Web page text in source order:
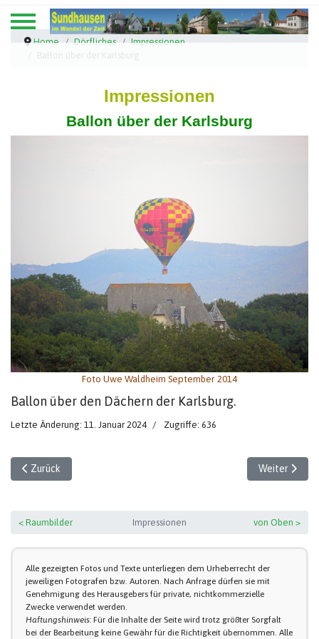
Home Dörfliches
Impressionen
Impressionen
Ballon über der Karlsburg
Foto Uwe Waldheim September 2014
Ballon über den Dächern der Karlsburg.
Letzte Änderung: 11. Januar 2024 Zugriffe: 636
Vorheriger Beitrag: Panorama vom Kirchturm
Zurück Nächster
Weiter
< Raumbilder Impressionen von Oben >
Alle gezeigten Fotos und Texte unterliegen dem Urheberrecht der
jeweiligen Fotografen bzw. Autoren. Nach Anfrage dürfen sie mit
Genehmigung des Herausgebers für private, nichtkommerzielle
Zwecke verwendet werden.
Haftungshinweis: Für die Inhalte der Seite wird trotz größter Sorgfalt
bei der Bearbeitung keine Gewähr für die Richtigkeit übernommen. Alle